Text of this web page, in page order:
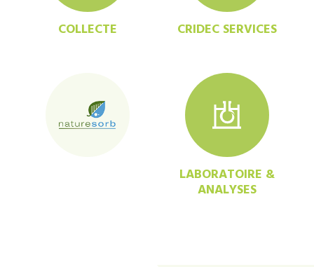
COLLECTE CRIDEC SERVICES
LABORATOIRE &
ANALYSES